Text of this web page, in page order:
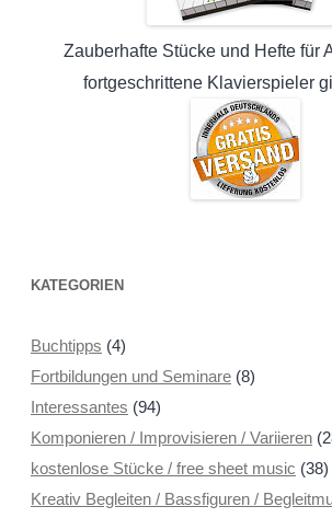
Zauberhafte Stücke und Hefte für
fortgeschrittene Klavierspieler
KATEGORIEN
Buchtipps (4)
Fortbildungen und Seminare(8)
Interessantes (94)
Komponieren / Improvisieren / Variieren
kostenlose Stücke / free sheet music (38)
Kreativ Begleiten / Bassfiguren /